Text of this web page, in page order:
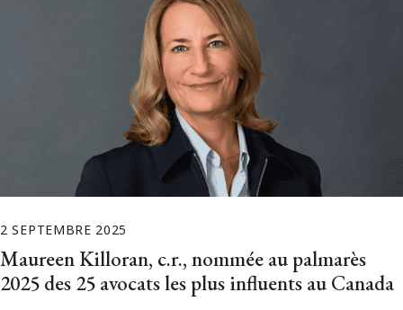
2 SEPTEMBRE 2025
Maureen Killoran, c.r., nommée au palmarès
2025 des 25 avocats les plus influents au Canada